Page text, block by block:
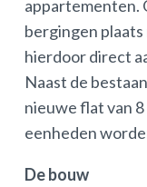
appartementen.
bergingen
hierdoor direct
Naast de
nieuwe flat van
eenheden
De bouw